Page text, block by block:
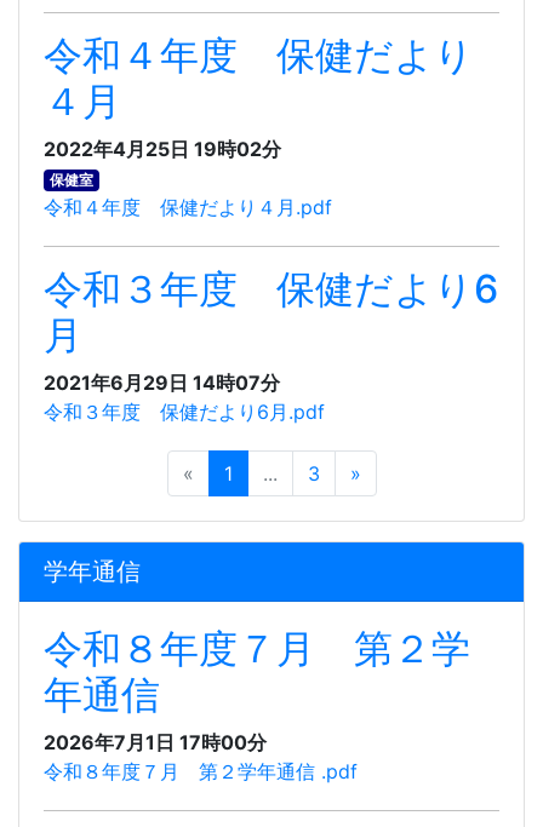
令和４年度 保健だより
４月
2022年4月25日 19時02分
保健室
令和４年度 保健だより４月.pdf
令和３年度 保健だより6
月
2021年6月29日 14時07分
令和３年度 保健だより6月.pdf
« 1 ... 3 »
学年通信
令和８年度７月 第２学
年通信
2026年7月1日 17時00分
令和８年度７月 第２学年通信 .pdf